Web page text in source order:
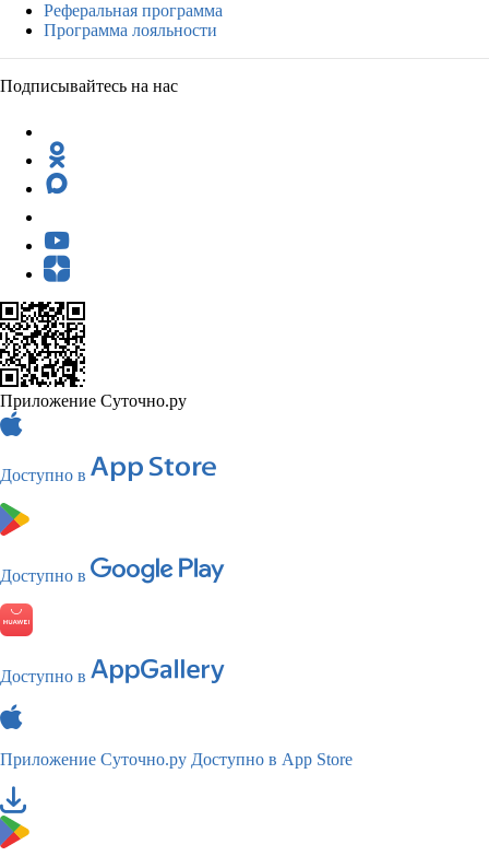
Реферальная программа
Программа лояльности
Подписывайтесь на нас
Приложение Суточно.ру
Доступно в
Доступно в
Доступно в
Приложение Суточно.ру Доступно в App Store